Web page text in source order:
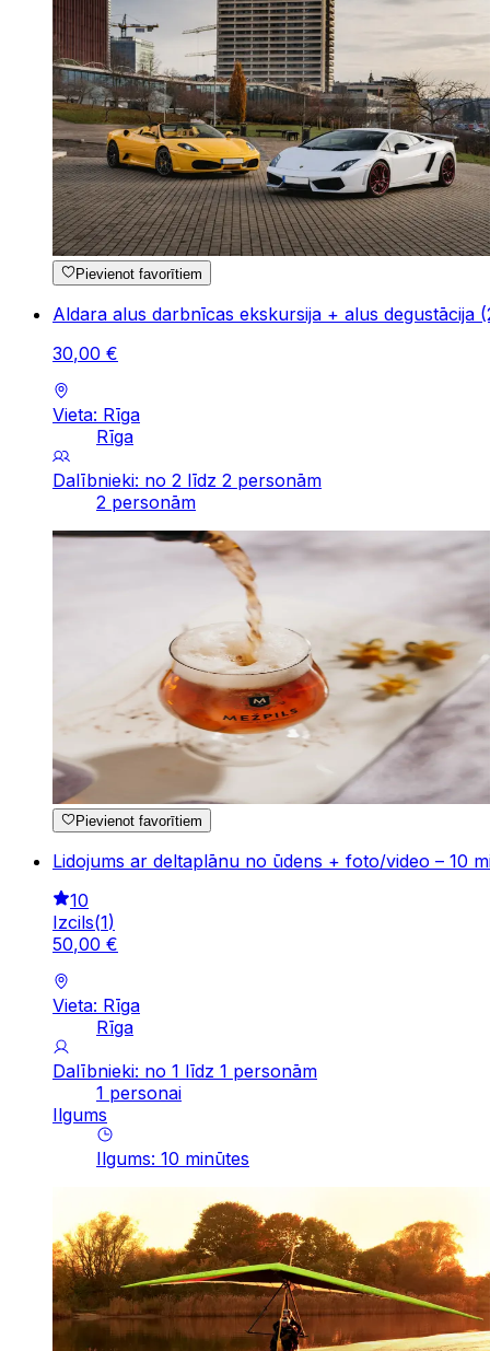
Pievienot favorītiem
Aldara alus darbnīcas ekskursija + alus degustācija
30,00 €
Vieta: Rīga
Rīga
Dalībnieki: no 2 līdz 2 personām
2 personām
Pievienot favorītiem
Lidojums ar deltaplānu no ūdens + foto/video – 10
10
Izcils(1)
50,00 €
Vieta: Rīga
Rīga
Dalībnieki: no 1 līdz 1 personām
1 personai
Ilgums
Ilgums: 10 minūtes